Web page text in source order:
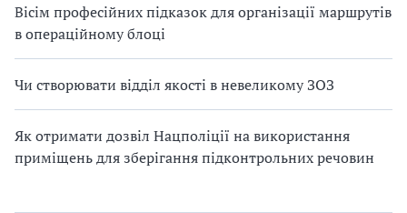
Вісім професійних підказок для організації маршрутів
в операційному блоці
Чи створювати відділ якості в невеликому ЗОЗ
Як отримати дозвіл Нацполіції на використання
приміщень для зберігання підконтрольних речовин